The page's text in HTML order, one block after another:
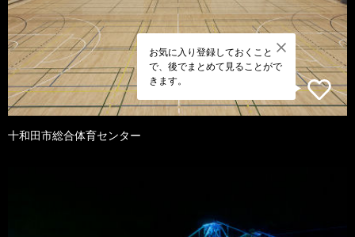
お気に入り登録しておくこと
で、後でまとめて見ることがで
きます。
十和田市総合体育センター